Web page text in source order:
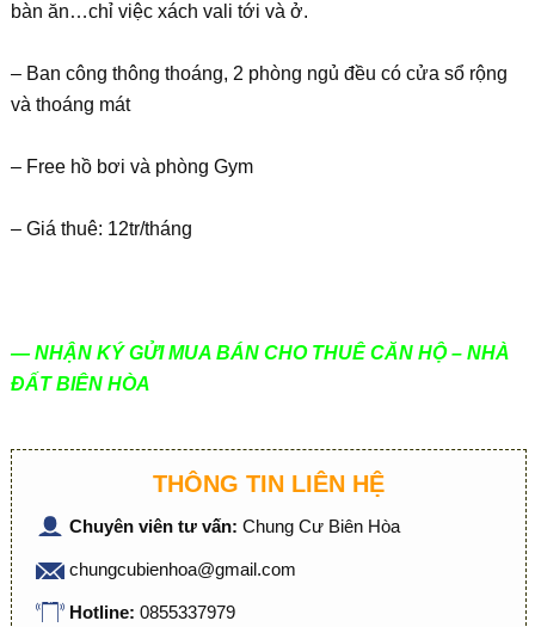
bàn ăn…chỉ việc xách vali tới và ở.
– Ban công thông thoáng, 2 phòng ngủ đều có cửa sổ rộng
và thoáng mát
– Free hồ bơi và phòng Gym
– Giá thuê: 12tr/tháng
— NHẬN KÝ GỬI MUA BÁN CHO THUÊ CĂN HỘ – NHÀ
ĐẤT BIÊN HÒA
THÔNG TIN LIÊN HỆ
Chuyên viên tư vấn: Chung Cư Biên Hòa
chungcubienhoa@gmail.com
Hotline: 0855337979